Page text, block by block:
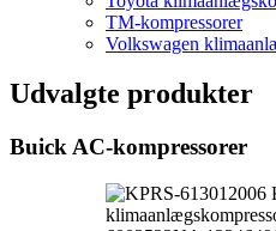
TM-kompressorer
Volkswagen
Udvalgte produkter
Buick AC-kompressorer